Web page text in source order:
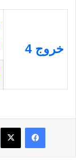
خروج 4
فيسبوك